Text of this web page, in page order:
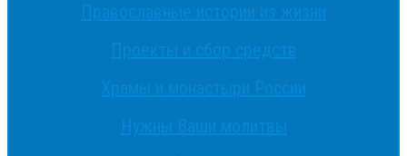
Православные истории из жизни
Проекты и сбор средств
Храмы и монастыри России
Нужны Ваши молитвы